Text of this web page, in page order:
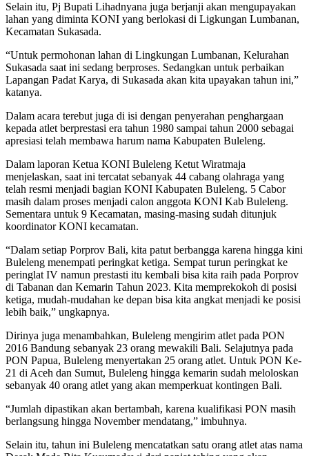
Selain itu, Pj Bupati Lihadnyana juga berjanji akan mengupayakan
lahan yang diminta KONI yang berlokasi di Ligkungan Lumbanan,
Kecamatan Sukasada.
“Untuk permohonan lahan di Lingkungan Lumbanan, Kelurahan
Sukasada saat ini sedang berproses. Sedangkan untuk perbaikan
Lapangan Padat Karya, di Sukasada akan kita upayakan tahun ini,”
katanya.
Dalam acara terebut juga di isi dengan penyerahan penghargaan
kepada atlet berprestasi era tahun 1980 sampai tahun 2000 sebagai
apresiasi telah membawa harum nama Kabupaten Buleleng.
Dalam laporan Ketua KONI Buleleng Ketut Wiratmaja
menjelaskan, saat ini tercatat sebanyak 44 cabang olahraga yang
telah resmi menjadi bagian KONI Kabupaten Buleleng. 5 Cabor
masih dalam proses menjadi calon anggota KONI Kab Buleleng.
Sementara untuk 9 Kecamatan, masing-masing sudah ditunjuk
koordinator KONI kecamatan.
“Dalam setiap Porprov Bali, kita patut berbangga karena hingga kini
Buleleng menempati peringkat ketiga. Sempat turun peringkat ke
peringlat IV namun prestasti itu kembali bisa kita raih pada Porprov
di Tabanan dan Kemarin Tahun 2023. Kita memprekokoh di posisi
ketiga, mudah-mudahan ke depan bisa kita angkat menjadi ke posisi
lebih baik,” ungkapnya.
Dirinya juga menambahkan, Buleleng mengirim atlet pada PON
2016 Bandung sebanyak 23 orang mewakili Bali. Selajutnya pada
PON Papua, Buleleng menyertakan 25 orang atlet. Untuk PON Ke-
21 di Aceh dan Sumut, Buleleng hingga kemarin sudah meloloskan
sebanyak 40 orang atlet yang akan memperkuat kontingen Bali.
“Jumlah dipastikan akan bertambah, karena kualifikasi PON masih
berlangsung hingga November mendatang,” imbuhnya.
Selain itu, tahun ini Buleleng mencatatkan satu orang atlet atas nama